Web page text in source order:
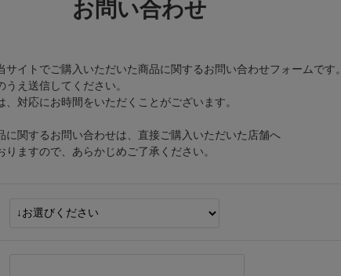
お問い合わせ
イトでご購入いただいた商品に関するお問い合わせフォームです。
え送信してください。
対応にお時間をいただくことがございます。
関するお問い合わせは、直接ご購入いただいた店舗へ
すので、あらかじめご了承ください。